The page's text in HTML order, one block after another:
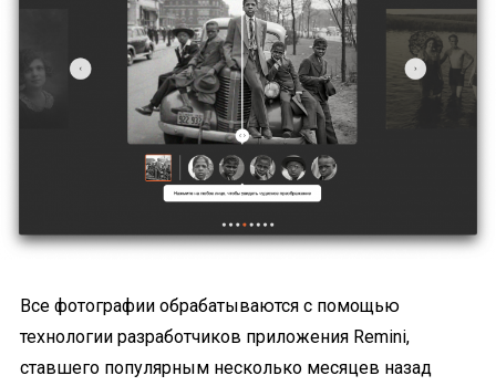
Все фотографии обрабатываются с помощью
технологии разработчиков приложения Remini,
ставшего популярным несколько месяцев назад